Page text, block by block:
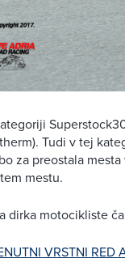
Tudi v tej
za preostala
mestu.
dirka motocikliste
VRSTNI RED